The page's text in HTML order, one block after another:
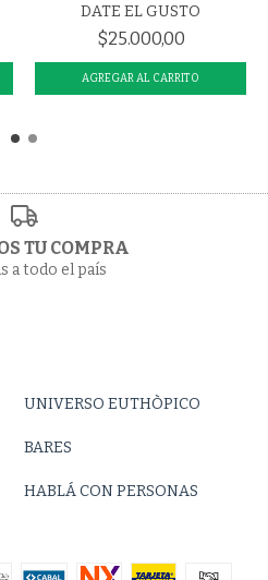
DATE EL GUSTO
$25.000,00
TU COMPRA
a todo el país
UNIVERSO EUTHÒPICO
BARES
HABLÁ CON PERSONAS